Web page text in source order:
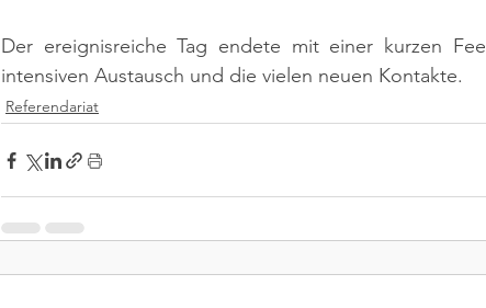
Der ereignisreiche Tag endete mit einer kurzen
intensiven Austausch und die vielen neuen Kontakte.
Referendariat